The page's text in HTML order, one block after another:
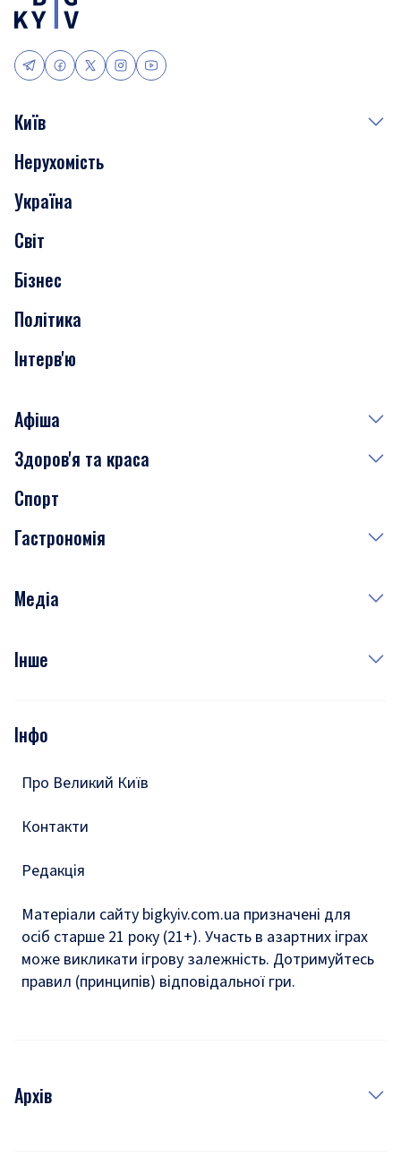
Київ
Події
Скандали
Нерухомість
Транспорт
Нерухомість
Україна
Світ
Бізнес
Політика
Інтерв'ю
Афіша
Сьогодні
Завтра
Субота
Здоров'я та краса
Медицина
Краса
Спорт
Гастрономія
Рецепти
Медіа
Фото
Подкасти
Інше
Тести
Інфо
Про Великий Київ
Контакти
Редакція
Матеріали сайту bigkyiv.com.ua призначені для
осіб старше 21 року (21+). Участь в азартних іграх
може викликати ігрову залежність. Дотримуйтесь
правил (принципів) відповідальної гри.
Архів